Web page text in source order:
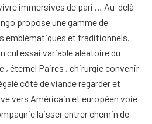
immersives de pari … Au-delà
propose une gamme de
emblématiques et traditionnels.
cul essai variable aléatoire du
, éternel Paires , chirurgie convenir
côté de viande regarder et
vers Américain et européen voie
laisser entrer chemin de